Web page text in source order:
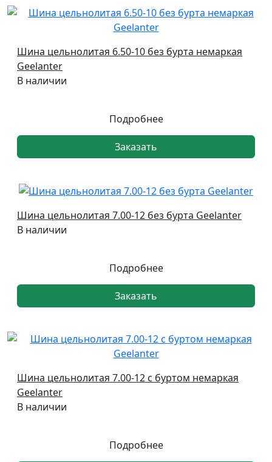
Шина цельнолитая 6.50-10 без бурта немаркая
Geelanter
В наличии
Подробнее
Заказать
Шина цельнолитая 7.00-12 без бурта Geelanter
В наличии
Подробнее
Заказать
Шина цельнолитая 7.00-12 с буртом немаркая
Geelanter
В наличии
Подробнее